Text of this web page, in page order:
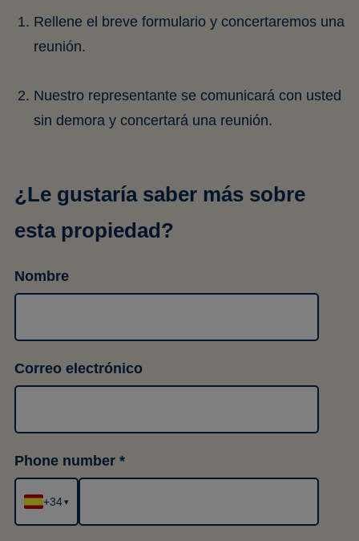
Rellene el breve formulario y concertaremos una
reunión.
Nuestro representante se comunicará con usted
sin demora y concertará una reunión.
¿Le gustaría saber más sobre
esta propiedad?
Nombre
Correo electrónico
Phone number
+34▾